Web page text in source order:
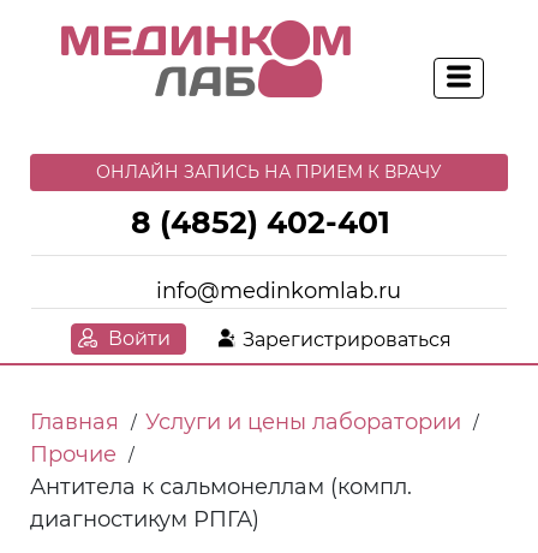
ОНЛАЙН ЗАПИСЬ НА ПРИЕМ К ВРАЧУ
8 (4852) 402-401
info@medinkomlab.ru
Войти Зарегистрироваться
Главная / Услуги и цены лаборатории /
Прочие /
Антитела к сальмонеллам (компл.
диагностикум РПГА)